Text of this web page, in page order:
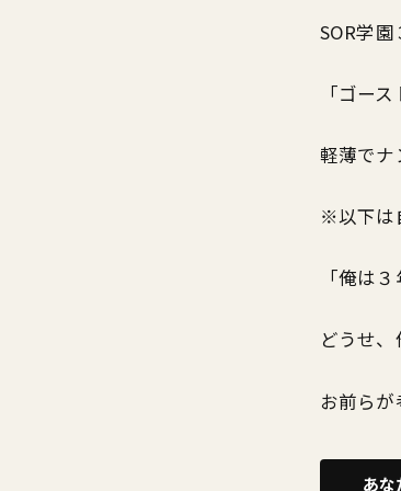
SOR学園
「ゴー
軽薄で
※以下は
「俺は
どうせ
お前らが
あな